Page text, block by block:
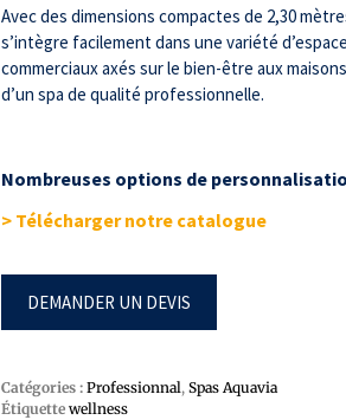
Avec des dimensions compactes de 2,30
s’intègre facilement dans une variété
commerciaux axés sur le bien-être aux
d’un spa de qualité professionnelle.
Nombreuses options de
> Télécharger notre catalogue
DEMANDER UN DEVIS
Catégories : Professionnal, Spas Aquavia
Étiquette wellness